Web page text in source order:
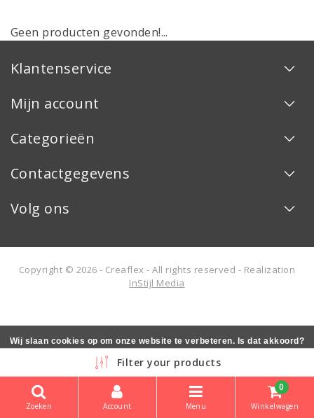
Geen producten gevonden!...
Klantenservice
Mijn account
Categorieën
Contactgegevens
Volg ons
Copyright © 2026 - Creaflex - All rights reserved - Realization
InStijl Media
Filter your products
Zoeken Account Menu
0
Winkelwagen
Wij slaan cookies op om onze website te verbeteren. Is dat akkoord?
Nee Meer over cookies »